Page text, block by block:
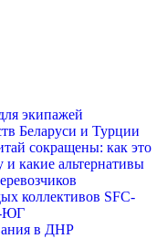
экипажей
Беларуси и Турции
сокращены: как это
и какие альтернативы
коллективов SFC-
ЮГ
в ДНР